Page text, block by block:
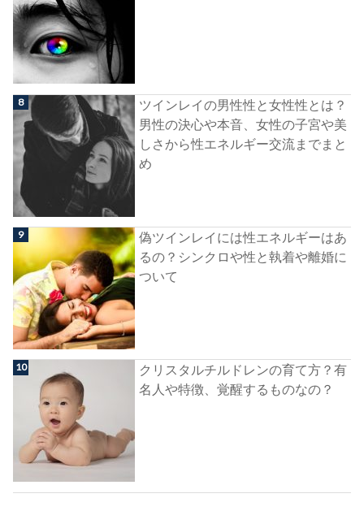
ツインレイの男性性と女性性とは？
男性の決心や本音、女性の子宮や美
しさから性エネルギー交流までまと
め
偽ツインレイには性エネルギーはあ
るの？シンクロや性と執着や離婚に
ついて
クリスタルチルドレンの育て方？有
名人や特徴、覚醒するものなの？